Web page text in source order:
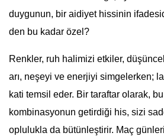
duygunun, bir aidiyet hissinin
den bu kadar özel?
Renkler, ruh halimizi etkiler,
arı, neşeyi ve enerjiyi simgelerken;
kati temsil eder. Bir taraftar olarak,
kombinasyonun getirdiği his, sizi
oplulukla da bütünleştirir. Maç